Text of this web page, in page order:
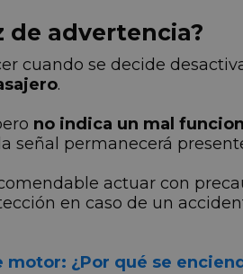
de advertencia?
cuando se decide
.
no indica un mal
permanecerá
actuar con
en caso de un
motor: ¿Por qué se